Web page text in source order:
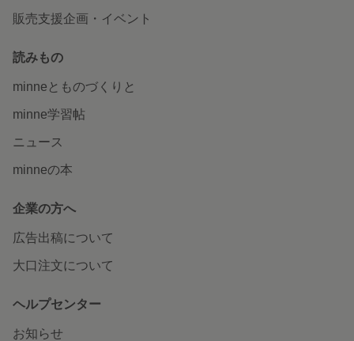
販売支援企画・イベント
読みもの
minneとものづくりと
minne学習帖
ニュース
minneの本
企業の方へ
広告出稿について
大口注文について
ヘルプセンター
お知らせ